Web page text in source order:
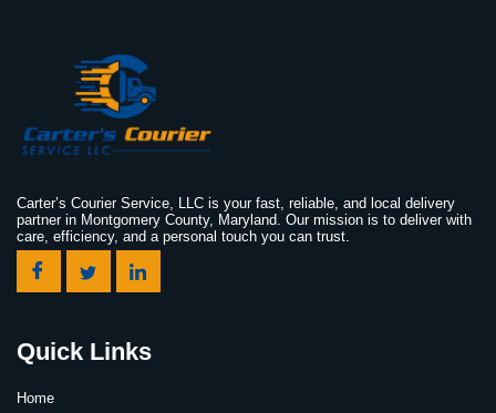
Carter’s Courier Service, LLC is your fast, reliable, and local delivery
partner in Montgomery County, Maryland. Our mission is to deliver with
care, efficiency, and a personal touch you can trust.
Quick Links
Home